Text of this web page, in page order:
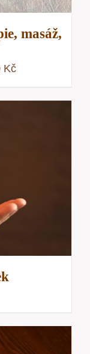
masáž,
KčRozpětí
200 Kč